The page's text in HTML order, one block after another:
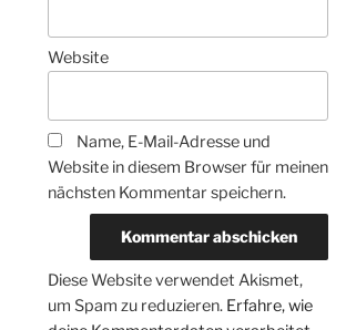
Website
Name, E-Mail-Adresse und
Website in diesem Browser für meinen
nächsten Kommentar speichern.
Diese Website verwendet Akismet,
um Spam zu reduzieren. Erfahre, wie